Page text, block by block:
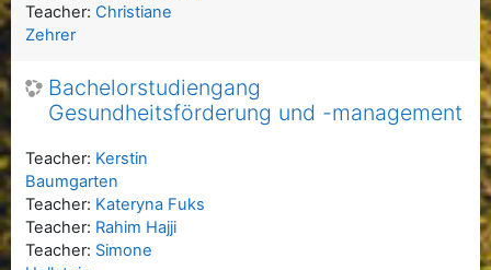
Teacher: Christiane
Zehrer
Bachelorstudiengang
Gesundheitsförderung und -management
Teacher: Kerstin
Baumgarten
Teacher: Kateryna Fuks
Teacher: Rahim Hajji
Teacher: Simone